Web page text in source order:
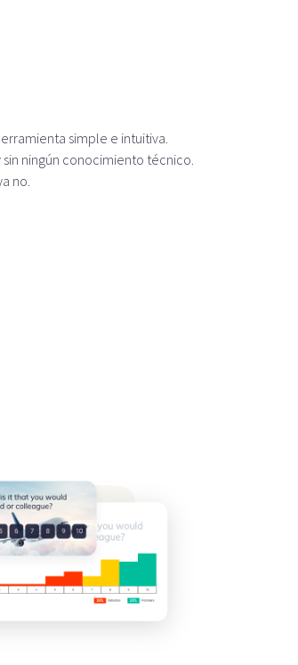
simple e intuitiva.
ningún conocimiento técnico.
no.